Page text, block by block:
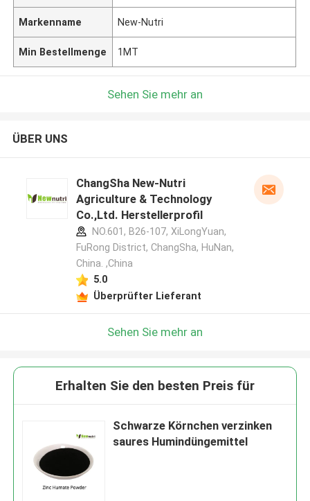
Markenname New-Nutri
Min Bestellmenge 1MT
Sehen Sie mehr an
ÜBER UNS
ChangSha New-Nutri
Agriculture & Technology
Co.,Ltd. Herstellerprofil
NO.601, B26-107, XiLongYuan,
FuRong District, ChangSha, HuNan,
China. ,China
5.0
Überprüfter Lieferant
Sehen Sie mehr an
Erhalten Sie den besten Preis für
Schwarze Körnchen verzinken
saures Humindüngemittel